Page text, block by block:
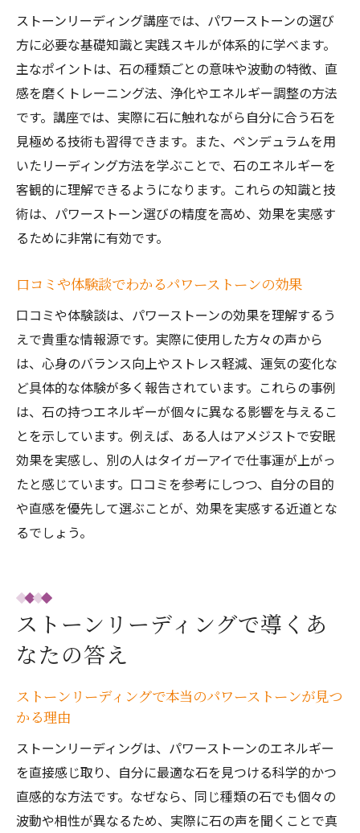
ストーンリーディング講座では、パワーストーンの選び
方に必要な基礎知識と実践スキルが体系的に学べます。
主なポイントは、石の種類ごとの意味や波動の特徴、直
感を磨くトレーニング法、浄化やエネルギー調整の方法
です。講座では、実際に石に触れながら自分に合う石を
見極める技術も習得できます。また、ペンデュラムを用
いたリーディング方法を学ぶことで、石のエネルギーを
客観的に理解できるようになります。これらの知識と技
術は、パワーストーン選びの精度を高め、効果を実感す
るために非常に有効です。
口コミや体験談でわかるパワーストーンの効果
口コミや体験談は、パワーストーンの効果を理解するう
えで貴重な情報源です。実際に使用した方々の声から
は、心身のバランス向上やストレス軽減、運気の変化な
ど具体的な体験が多く報告されています。これらの事例
は、石の持つエネルギーが個々に異なる影響を与えるこ
とを示しています。例えば、ある人はアメジストで安眠
効果を実感し、別の人はタイガーアイで仕事運が上がっ
たと感じています。口コミを参考にしつつ、自分の目的
や直感を優先して選ぶことが、効果を実感する近道とな
るでしょう。
ストーンリーディングで導くあ
なたの答え
ストーンリーディングで本当のパワーストーンが見つ
かる理由
ストーンリーディングは、パワーストーンのエネルギー
を直接感じ取り、自分に最適な石を見つける科学的かつ
直感的な方法です。なぜなら、同じ種類の石でも個々の
波動や相性が異なるため、実際に石の声を聞くことで真